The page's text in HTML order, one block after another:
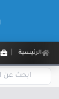
الرئيسية